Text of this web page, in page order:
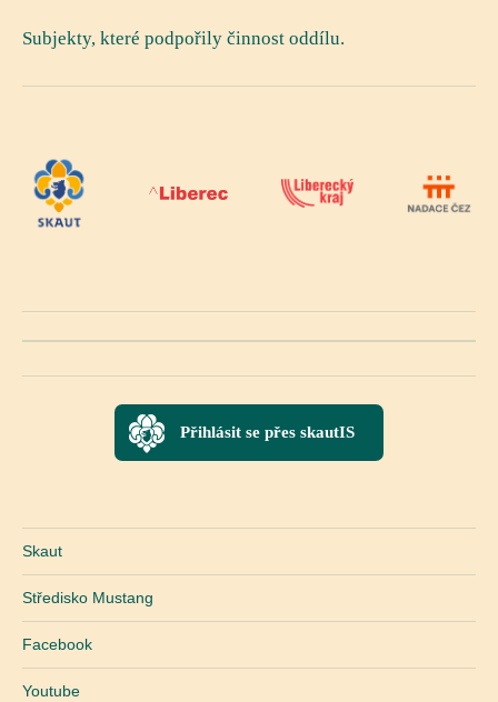
Subjekty, které podpořily činnost oddílu.
Přihlásit se přes skautIS
Skaut
Středisko Mustang
Facebook
Youtube